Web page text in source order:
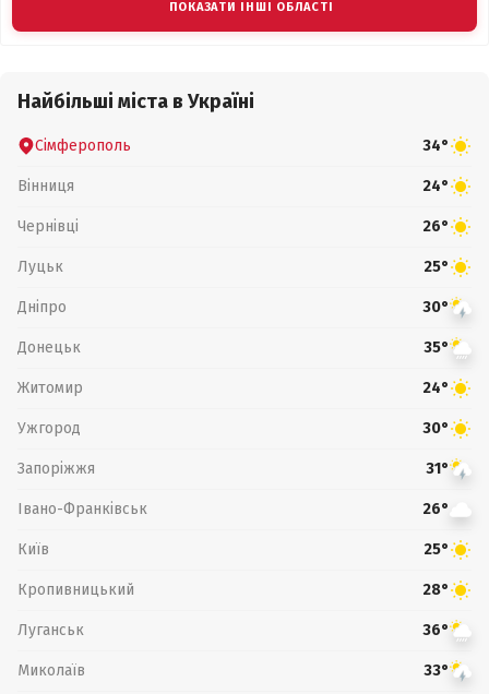
ПОКАЗАТИ ІНШІ ОБЛАСТІ
Найбільші міста в Україні
Сімферополь 34°
Вінниця 24°
Чернівці 26°
Луцьк 25°
Дніпро 30°
Донецьк 35°
Житомир 24°
Ужгород 30°
Запоріжжя 31°
Івано-Франківськ 26°
Київ 25°
Кропивницький 28°
Луганськ 36°
Миколаїв 33°